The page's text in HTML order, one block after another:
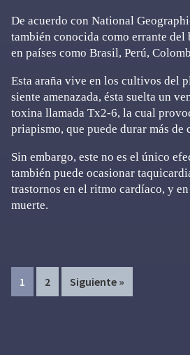
De acuerdo con National
también conocida como errante del
en países como Brasil, Perú,
Esta araña vive en los cultivos del
siente amenazada, ésta suelta un
toxina llamada Tx2-6, la cual
priapismo, que puede durar más de
Sin embargo, este no es el único
también puede ocasionar
trastornos en el ritmo cardíaco, y
muerte.
Page
1 Page
2 Siguiente »